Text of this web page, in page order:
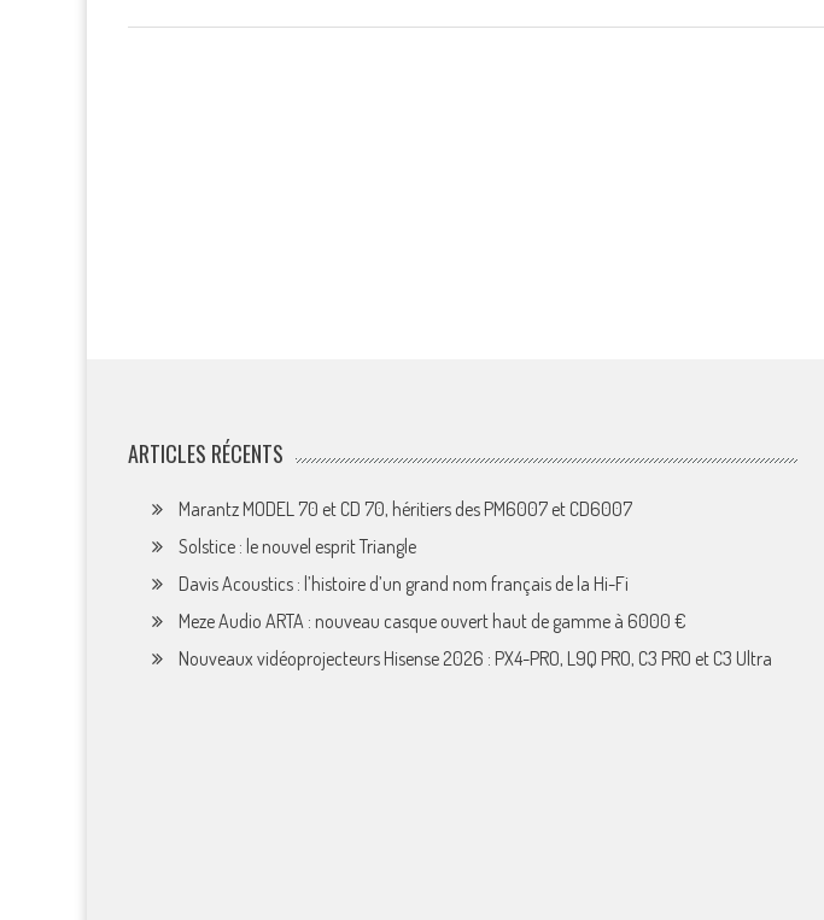
ARTICLES RÉCENTS
Marantz MODEL 70 et CD 70, héritiers des PM6007 et CD6007
Solstice : le nouvel esprit Triangle
Davis Acoustics : l’histoire d’un grand nom français de la Hi-Fi
Meze Audio ARTA : nouveau casque ouvert haut de gamme à 6000 €
Nouveaux vidéoprojecteurs Hisense 2026 : PX4-PRO, L9Q PRO, C3 PRO et C3 Ultra